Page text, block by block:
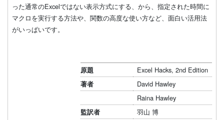
った通常のExcelではない表示方式にする、から、指定された時間に
マクロを実行する方法や、関数の高度な使い方など、面白い活用法
がいっぱいです。
原題 Excel Hacks, 2nd Edition
著者
David Hawley
Raina Hawley
監訳者 羽山 博